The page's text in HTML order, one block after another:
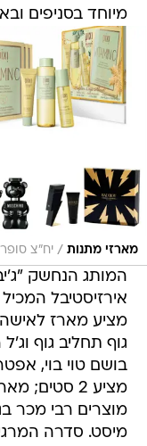
מיוחד בסניפים
מארזי מתנות / יח"צ
המותג הנחשק
אירזיסטיבל
מציע מארז
גוף תחליב גוף
בושם טוי בוי,
מציע 2
מוצרים רבי מכר
מיסט. סדרה